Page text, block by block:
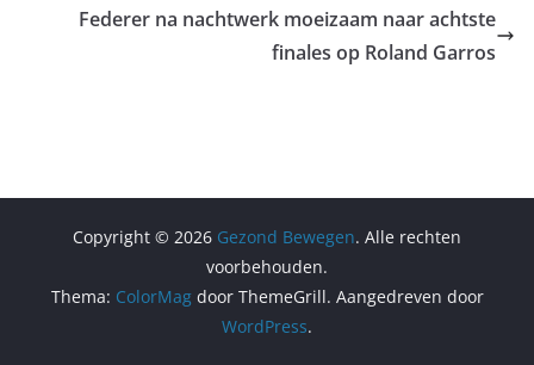
Federer na nachtwerk moeizaam naar achtste
finales op Roland Garros
Copyright © 2026 Gezond Bewegen. Alle rechten
voorbehouden.
Thema: ColorMagdoor ThemeGrill. Aangedreven door
WordPress.